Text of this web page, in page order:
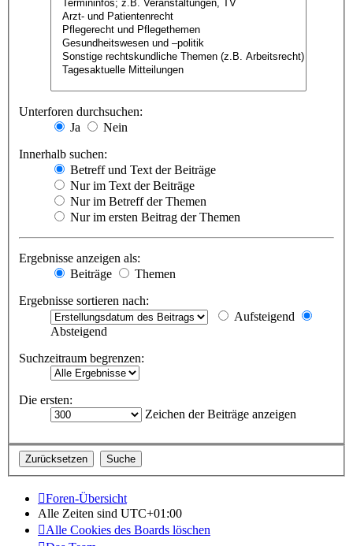
Unterforen durchsuchen:
Ja
Nein
Innerhalb suchen:
Betreff und Text der Beiträge
Nur im Text der Beiträge
Nur im Betreff der Themen
Nur im ersten Beitrag der Themen
Ergebnisse anzeigen als:
Beiträge
Themen
Ergebnisse sortieren nach:
Aufsteigend
Absteigend
Suchzeitraum begrenzen:
Die ersten:
Zeichen der Beiträge anzeigen
Foren-Übersicht
Alle Zeiten sind UTC+01:00
Alle Cookies des Boards löschen